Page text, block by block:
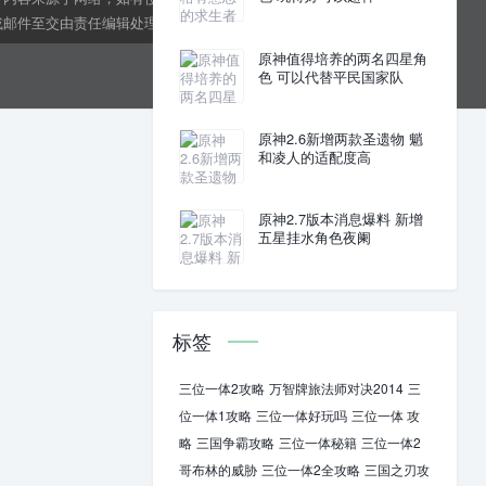
原神值得培养的两名四星角
色 可以代替平民国家队
原神2.6新增两款圣遗物 魈
和凌人的适配度高
原神2.7版本消息爆料 新增
五星挂水角色夜阑
标签
三位一体2攻略 万智牌旅法师对决2014 三
位一体1攻略 三位一体好玩吗 三位一体 攻
略 三国争霸攻略 三位一体秘籍 三位一体2
哥布林的威胁 三位一体2全攻略 三国之刃攻
件至交由责任编辑处理。kens24dft@hotmail.com